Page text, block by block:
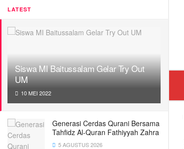
LATEST
Siswa MI Baitussalam Gelar Try Out
UM
10 MEI 2022
Generasi Cerdas Qurani Bersama
Tahfidz Al-Quran Fathiyyah Zahra
5 AGUSTUS 2026